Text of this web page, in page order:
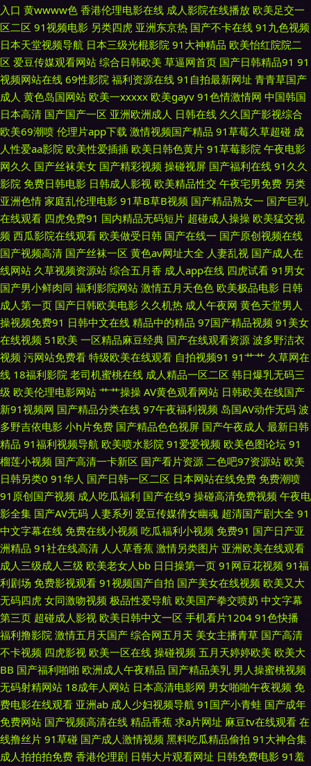
免费三级毛片 99成人 51色女婷婷导航 日本3级片人妻 日韩专区视频 日韩欧
美国产综合 青青草青娱乐 日韩亚洲成人电影 AV资源自拍 大香蕉免费超碰 超
碰天天干 91链接免费下载 九一精品中文字幕 欧美成人超碰不卡 变态人妖肛
交 97资源超碰碰 国产天天骚 91社区入口免费 AV性导航 变态AV导航网 91免
费性爱色情 欧美性爱A级片 91大茄子 51国产成人自拍 91视频色色 欧美女生
穴 91c一区 国产第113页 伊人97 大香蕉www久久 1024国产毛片 a片石榴视
频 成人九草视频 欧日美视频黄色 日本www免费 韩国AV网3 91视频精品网站
日本污www 青久草91 午夜大片 三级伦理av 国产自排视频大全 传媒avcom
亚洲色图性爱 欧美大片aa在线 麻豆双飞日本 国内精品夜夜操 超碰人人骑 在
线伪娘AV 精品91视频 欧美变态另类 俺去爷新网 福利A片500 天天操夜夜撸
福利91 AV久久人人操 国产色网站 伦理片大香蕉 91破解版片 欧美第一页导
航 国伦精品区 国产伪娘视频 97影院福利 91換覺 另类激情ve 美女AA片 老司
机色狼影院 男人的天堂红桃 岛国大片网站 成人自拍网 欧美综合性爱网 午夜
资源福利 欧美性网 午夜激情综合网 另类欧美人l 97夫妻超碰 91在线欧洲 成
人超碰自拍 91豆花网 www国产中文 超碰自拍 做爱91视频 日韩一欧美色色
久久伊人国产精品 午夜老湿机 www黄淫 午夜视频在线导航 欧美三级aaa 91
视频国语免费 日本色情免费影院 欧美超碰在线 伦理视频91 91性吧 香蕉视频
污污污污 日韩成人网站} 韩国无码片 欧美性交一区二区 黄色三级片yyc 国产
传媒日韩一区 成人av综合 人人爱操 亚洲国产黄色精品 青青操逼网 亚洲热热
TS赵恩静 国产精品毛片A片 69国精产品自偷 青草网址 伊人婷婷影院 欧洲日
一区精品 午夜视频在线 激情文学亚洲 香蕉视频官网 免费91免费 成人AV资
源网站 麻豆视频18 肏屄资源站 A级片网站 91在线破处 午夜91视频 国产特
入口 黄wwww色 香港伦理电影在线 成人影院在线播放 欧美足交一
区二区 91视频电影 另类四虎 亚洲东京热 国产不卡在线 91九色视频
日本天堂视频导航 日本三级光棍影院 91大神精品 欧美怡红院院二
区 爱豆传媒观看网站 综合日韩欧美 草逼网首页 国产日韩精品91 91
视频网站在线 69性影院 福利资源在线 91自拍最新网址 青青草国产
成人 黄色岛国网站 欧美一xxxxx 欧美gayv 91色情激情网 中国韩国
日本高清 国产国产一区 亚洲欧洲成人 日韩在线 久久国产影视综合
欧美69潮喷 伦理片app下载 激情视频国产精品 91草莓久草超碰 成
人性爱aa影院 欧美性爱插插 欧美日韩色黄片 91草莓影院 午夜电影
网久久 国产丝袜美女 国产精彩视频 操碰视屏 国产福利在线 91久久
影院 免费日韩电影 日韩成人影视 欧美精品性交 午夜宅男免费 另类
亚洲色情 家庭乱伦理电影 91草B草B视频 国产精品熟女一 国产巨乳
在线观看 四虎免费91 国内精品无码短片 超碰成人操操 欧美猛交视
频 西瓜影院在线观看 欧美做受日韩 国产在线一 国产原创视频在线
国产视频高清 国产丝袜一区 黄色av网址大全 人妻乱视 国产成人在
线网站 久草视频资源站 综合五月香 成人app在线 四虎试看 91男女
国产男小鲜肉同 福利影院网站 激情五月天色色 欧美极品电影 日韩
成人第一页 国产日韩欧美电影 久久机热 成人午夜网 黄色天堂男人
操视频免费91 日韩中文在线 精品中的精品 97国产精品视频 91美女
在线视频 51欧美 一区精品麻豆经典 国产在线观看资源 波多野洁衣
视频 污网站免费看 特级欧美在线观看 自拍视频91 91艹艹 久草网在
线 18福利影院 老司机蜜桃在线 成人精品一区二区 韩日爆乳无码三
级 欧美伦理电影网站 艹艹操操 AV黄色观看网站 日韩欧美在线国产
新91视频网 国产精品分类在线 97午夜福利视频 岛国AV动作无码 波
多野吉依电影 小h片免费 国产精品色色视屏 国产午夜成人 最新日韩
精品 91福利视频导航 欧美喷水影院 91爱爱视频 欧美色图论坛 91
榴莲小视频 国产高清一卡新区 国产看片资源 二色吧97资源站 欧美
日韩另类0 91华人 国产日韩一区二区 日本网站在线免费 免费潮喷
91原创国产视频 成人吃瓜福利 国产在线9 操碰高清免费视频 午夜电
影全集 国产AV无码 人妻系列 爱豆传媒倩女幽魂 超清国产剧大全 91
中文字幕在线 免费在线小视频 吃瓜福利小视频 免费91 国产日产亚
洲精品 91社在线高清 人人草香蕉 激情另类图片 亚洲欧美在线观看
成人三级成人三级 欧美老女人bb 日日操第一页 91网豆花视频 91福
利剧场 免费影视观看 91视频国产自拍 国产美女在线视频 欧美又大
无码四虎 女同激吻视频 极品性爱导航 欧美国产拳交喷奶 中文字幕
第三页 超碰成人影视 欧美日韩中文一区 手机看片1204 91色快播
福利撸影院 激情五月天国产 综合网五月天 美女主播青草 国产高清
不卡视频 四虎影视 欧美一区在线 操碰视频 五月天婷婷欧美 欧美大
BB 国产福利啪啪 欧洲成人午夜精品 国产精品美乳 男人操蜜桃视频
无码射精网站 18成年人网站 日本高清电影网 男女啪啪午夜视频 免
费电影在线观看 亚洲ab 成人少妇视频导航 91国产小青蛙 国产成年
免费网站 国产视频高清在线 精品香蕉 求a片网址 麻豆tv在线观看 在
线撸丝片 91草碰 国产成人激情视频 黑料吃瓜精品偷拍 91大神合集
成人拍拍拍免费 香港伦理剧 日韩大片观看网址 日韩免费电影 91羞